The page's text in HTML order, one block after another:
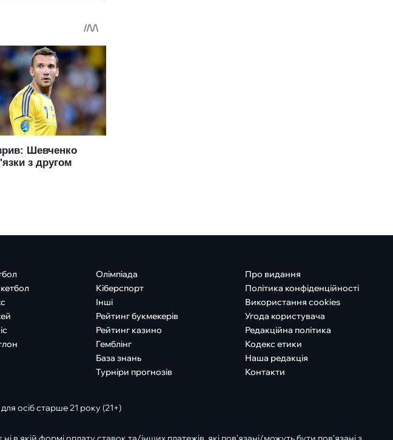
Олімпіада
Кіберспорт
Інші
Рейтинг букмекерів
Рейтинг казино
Гемблінг
База знань
Турніри прогнозів
Про видання
Політика конфіденційності
Використання cookies
Угода користувача
Редакційна політика
Кодекс етики
Наша редакція
Контакти
осіб старше 21 року (21+)